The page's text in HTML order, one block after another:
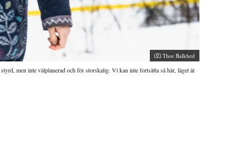
Fotograf:
Thor Balkhed
men inte välplanerad och för storskalig. Vi kan inte fortsätta så här, läget är